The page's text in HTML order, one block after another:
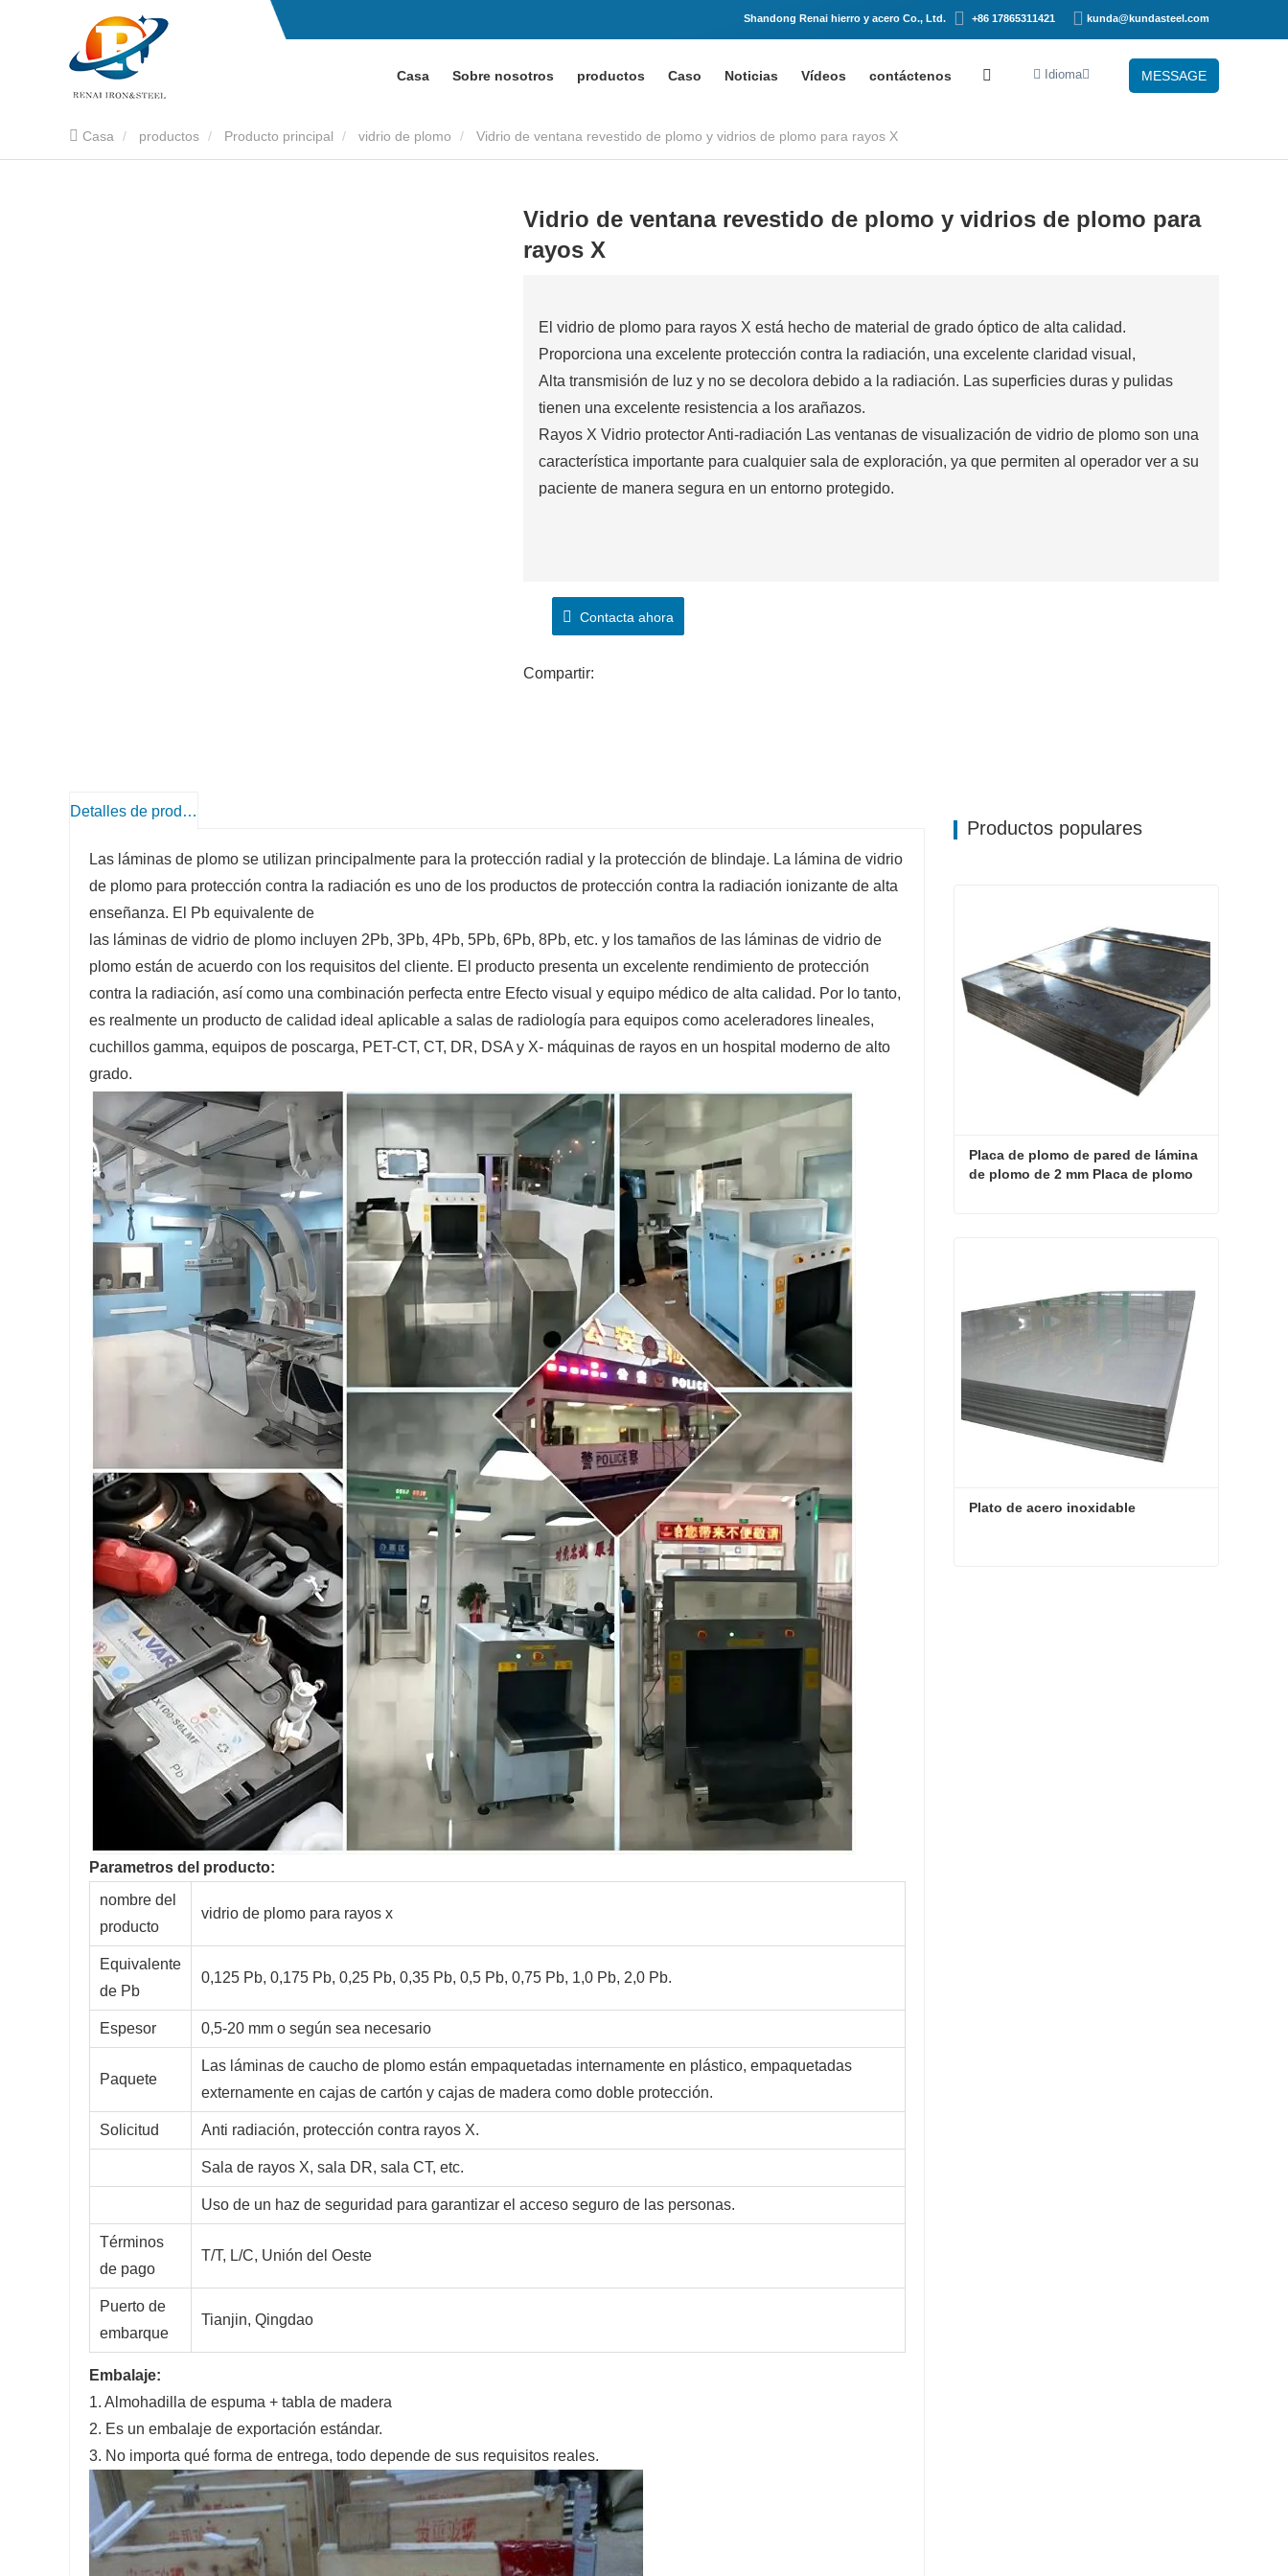
Shandong Renai hierro y acero Co., Ltd. +86 17865311421 kunda@kundasteel.com
Casa Sobre nosotros productos Caso Noticias Vídeos contáctenos MESSAGE
Idioma
Casa productos Producto principal vidrio de plomo Vidrio de ventana revestido de plomo y vidrios de plomo para rayos X
Vidrio de ventana revestido de plomo y vidrios de plomo para
rayos X
El vidrio de plomo para rayos X está hecho de material de grado óptico de alta calidad.
Proporciona una excelente protección contra la radiación, una excelente claridad visual,
Alta transmisión de luz y no se decolora debido a la radiación. Las superficies duras y pulidas
tienen una excelente resistencia a los arañazos.
Rayos X Vidrio protector Anti-radiación Las ventanas de visualización de vidrio de plomo son una
característica importante para cualquier sala de exploración, ya que permiten al operador ver a su
paciente de manera segura en un entorno protegido.
Contacta ahora
Compartir:
Detalles de producto
Las láminas de plomo se utilizan principalmente para la protección radial y la protección de blindaje. La lámina de vidrio
de plomo para protección contra la radiación es uno de los productos de protección contra la radiación ionizante de alta
enseñanza. El Pb equivalente de
las láminas de vidrio de plomo incluyen 2Pb, 3Pb, 4Pb, 5Pb, 6Pb, 8Pb, etc. y los tamaños de las láminas de vidrio de
plomo están de acuerdo con los requisitos del cliente. El producto presenta un excelente rendimiento de protección
contra la radiación, así como una combinación perfecta entre Efecto visual y equipo médico de alta calidad. Por lo tanto,
es realmente un producto de calidad ideal aplicable a salas de radiología para equipos como aceleradores lineales,
cuchillos gamma, equipos de poscarga, PET-CT, CT, DR, DSA y X- máquinas de rayos en un hospital moderno de alto
grado.
Parametros del producto:
nombre del
producto
vidrio de plomo para rayos x
Equivalente
de Pb
0,125 Pb, 0,175 Pb, 0,25 Pb, 0,35 Pb, 0,5 Pb, 0,75 Pb, 1,0 Pb, 2,0 Pb.
Espesor 0,5-20 mm o según sea necesario
Paquete
Las láminas de caucho de plomo están empaquetadas internamente en plástico, empaquetadas
externamente en cajas de cartón y cajas de madera como doble protección.
Solicitud Anti radiación, protección contra rayos X.
Sala de rayos X, sala DR, sala CT, etc.
Uso de un haz de seguridad para garantizar el acceso seguro de las personas.
Términos
de pago
T/T, L/C, Unión del Oeste
Puerto de
embarque
Tianjin, Qingdao
Embalaje:
1. Almohadilla de espuma + tabla de madera
2. Es un embalaje de exportación estándar.
3. No importa qué forma de entrega, todo depende de sus requisitos reales.
Productos populares
Placa de plomo de pared de lámina
de plomo de 2 mm Placa de plomo
Plato de acero inoxidable